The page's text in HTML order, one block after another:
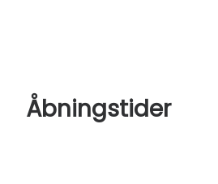
Åbningstider